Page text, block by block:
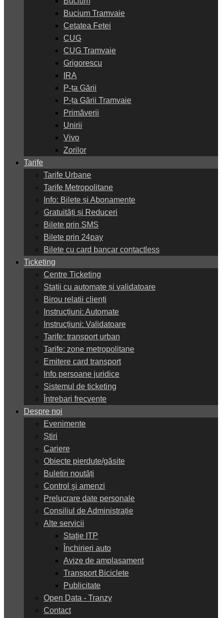
Bucium Tramvaie
Cetatea Fetei
CUG
CUG Tramvaie
Grigorescu
IRA
P-ța Gării
P-ța Gării Tramvaie
Primăverii
Unirii
Vivo
Zorilor
Tarife
Tarife Urbane
Tarife Metropolitane
Info: Bilete și Abonamente
Gratuități și Reduceri
Bilete prin SMS
Bilete prin 24pay
Bilete cu card bancar contactless
Ticketing
Centre Ticketing
Stații cu automate și validatoare
Birou relatii clienți
Instrucțiuni: Automate
Instrucțiuni: Validatoare
Tarife: transport urban
Tarife: zone metropolitane
Emitere card transport
Info persoane juridice
Sistemul de ticketing
Întrebari frecvente
Despre noi
Evenimente
Știri
Cariere
Obiecte pierdute/găsite
Buletin noutăți
Control şi amenzi
Prelucrare date personale
Consiliul de Administrație
Alte servicii
Staţie ITP
Închirieri auto
Avize de amplasament
Transport Biciclete
Publicitate
Open Data - Tranzy
Contact